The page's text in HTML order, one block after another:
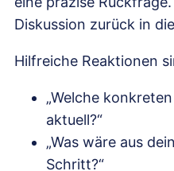
Diskussion zurück in
Hilfreiche Reaktionen
„Welche
aktuell?“
„Was wäre aus
Schritt?“